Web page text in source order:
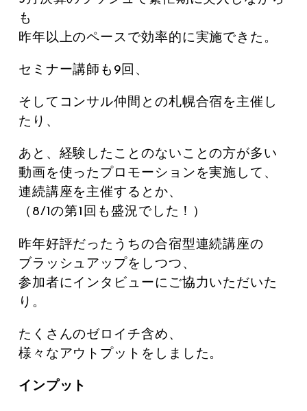
も
昨年以上のペースで効率的に実施できた。
セミナー講師も9回、
そしてコンサル仲間との札幌合宿を主催し
たり、
あと、経験したことのないことの方が多い
動画を使ったプロモーションを実施して、
連続講座を主催するとか、
（8/1の第1回も盛況でした！）
昨年好評だったうちの合宿型連続講座の
ブラッシュアップをしつつ、
参加者にインタビューにご協力いただいた
り。
たくさんのゼロイチ含め、
様々なアウトプットをしました。
インプット